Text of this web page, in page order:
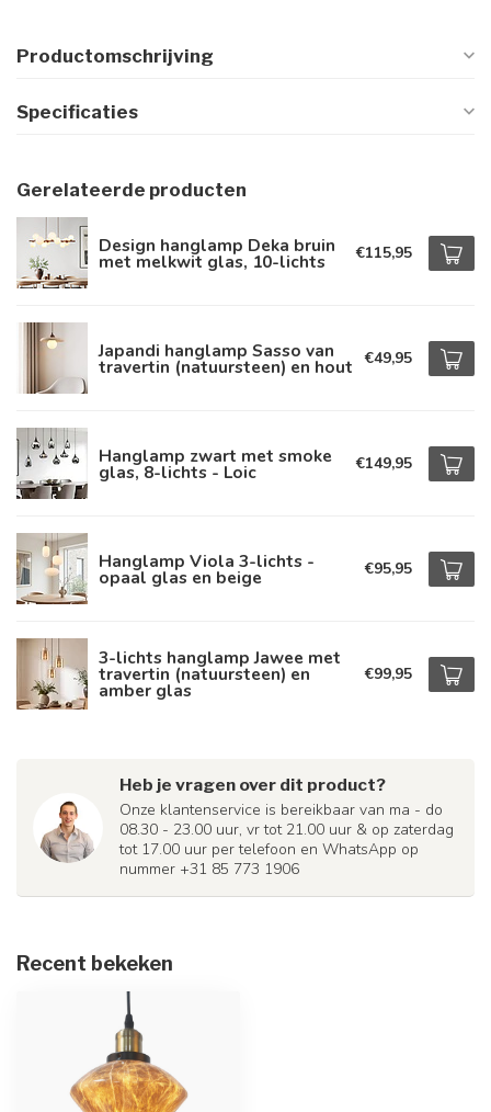
Productomschrijving
Specificaties
Gerelateerde producten
Design hanglamp Deka bruin
met melkwit glas, 10-lichts €115,95
Japandi hanglamp Sasso van
travertin (natuursteen) en hout €49,95
Hanglamp zwart met smoke
glas, 8-lichts - Loic €149,95
Hanglamp Viola 3-lichts -
opaal glas en beige €95,95
3-lichts hanglamp Jawee met
travertin (natuursteen) en
amber glas
€99,95
Heb je vragen over dit product?
Onze klantenservice is bereikbaar van ma - do
08.30 - 23.00 uur, vr tot 21.00 uur & op zaterdag
tot 17.00 uur per telefoon en WhatsApp op
nummer +31 85 773 1906
Recent bekeken